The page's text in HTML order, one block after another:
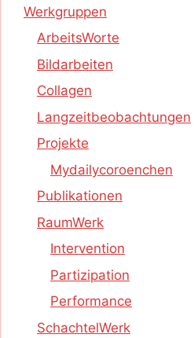
Werkgruppen
ArbeitsWorte
Bildarbeiten
Collagen
Langzeitbeobachtungen
Projekte
Mydailycoroenchen
Publikationen
RaumWerk
Intervention
Partizipation
Performance
SchachtelWerk